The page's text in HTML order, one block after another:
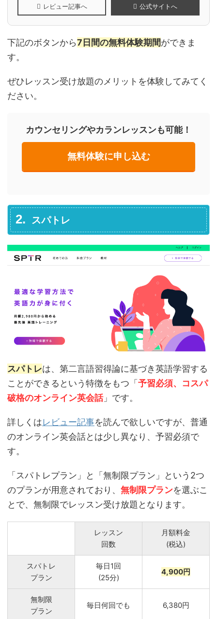
レビュー記事へ 公式サイトへ
下記のボタンから7日間の無料体験期間ができま
す。
ぜひレッスン受け放題のメリットを体験してみてく
ださい。
カウンセリングやカランレッスンも可能！
無料体験に申し込む
スパトレ
スパトレは、第二言語習得論に基づき英語学習する
ことができるという特徴をもつ「予習必須、コスパ
破格のオンライン英会話」です。
詳しくはレビュー記事を読んで欲しいですが、普通
のオンライン英会話とは少し異なり、予習必須で
す。
「スパトレプラン」と「無制限プラン」という2つ
のプランが用意されており、 無制限プランを選ぶこ
とで、無制限でレッスン受け放題となります。
レッスン
回数
月額料金
(税込)
スパトレ
プラン
毎日1回
(25分)
4,900円
無制限
プラン
毎日何回でも 6,380円